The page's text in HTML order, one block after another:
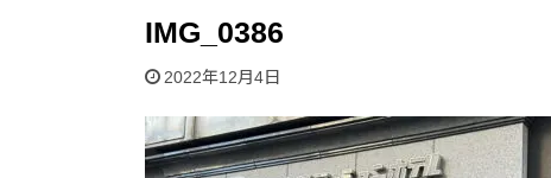
IMG_0386
2022年12月4日